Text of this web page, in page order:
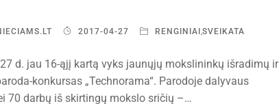
2017-04-27 RENGINIAI SVEIKATA
d. jau 16-ąjį kartą vyks jaunųjų mokslininkų išradimų ir
konkursas „Technorama“. Parodoje dalyvaus
70 darbų iš skirtingų mokslo sričių –…